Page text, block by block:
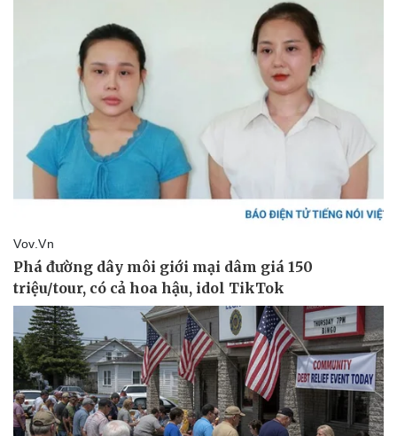
Chứng khoán
Giá cà phê